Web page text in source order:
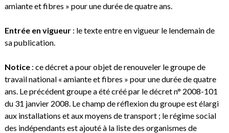
amiante et fibres » pour une durée de quatre ans.
Entrée en vigueur: le texte entre en vigueur le lendemain de
sa publication.
Notice: ce décret a pour objet de renouveler le groupe de
travail national « amiante et fibres » pour une durée de quatre
ans. Le précédent groupe a été créé par le décret n° 2008-101
du 31 janvier 2008. Le champ de réflexion du groupe est élargi
aux installations et aux moyens de transport ; le régime social
des indépendants est ajouté à la liste des organismes de